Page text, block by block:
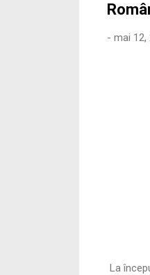
- mai 12,
La